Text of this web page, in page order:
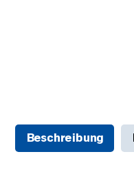
Beschreibung